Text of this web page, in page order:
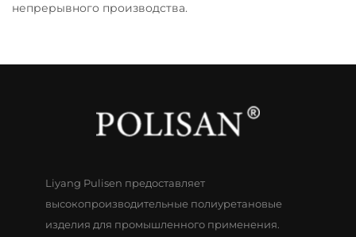
непрерывного производства.
Liyang Pulisen предоставляет
высокопроизводительные полиуретановые
изделия для промышленного применения.